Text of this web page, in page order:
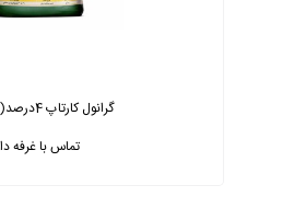
گرانول کارتاپ 4درصد(پادان)
تماس با غرفه